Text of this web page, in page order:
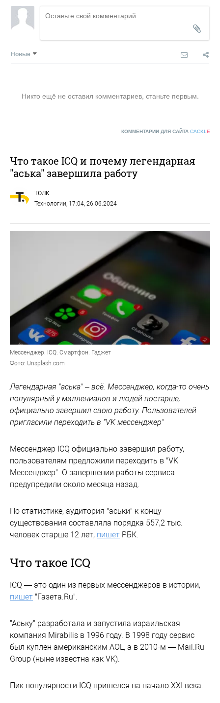
Новые
Никто ещё не оставил комментариев, станьте первым.
КОММЕНТАРИИ ДЛЯ САЙТА CACKL E
Что такое ICQ и почему легендарная
"аська" завершила работу
ТОЛК
Технологии, 17:04, 26.06.2024
Мессенджер. ICQ. Смартфон. Гаджет
Фото: Unsplash.com
Легендарная "аська" – всё. Мессенджер, когда-то очень
популярный у миллениалов и людей постарше,
официально завершил свою работу. Пользователей
пригласили переходить в "VK мессенджер"
Мессенджер IСQ официально завершил работу,
пользователям предложили переходить в "VK
Мессенджер". О завершении работы сервиса
предупредили около месяца назад.
По статистике, аудитория "аськи" к концу
существования составляла порядка 557,2 тыс.
человек старше 12 лет, пишет РБК.
Что такое ICQ
ICQ — это один из первых мессенджеров в истории,
пишет "Газета.Ru".
"Аську" разработала и запустила израильская
компания Mirabilis в 1996 году. В 1998 году сервис
был куплен американским AOL, а в 2010-м — Mail.Ru
Group (ныне известна как VK).
Пик популярности ICQ пришелся на начало XXI века.